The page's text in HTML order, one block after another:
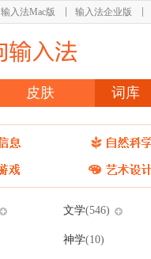
输入法Mac版 输入法企业版
皮肤 词库
文学(546)
神学(10)